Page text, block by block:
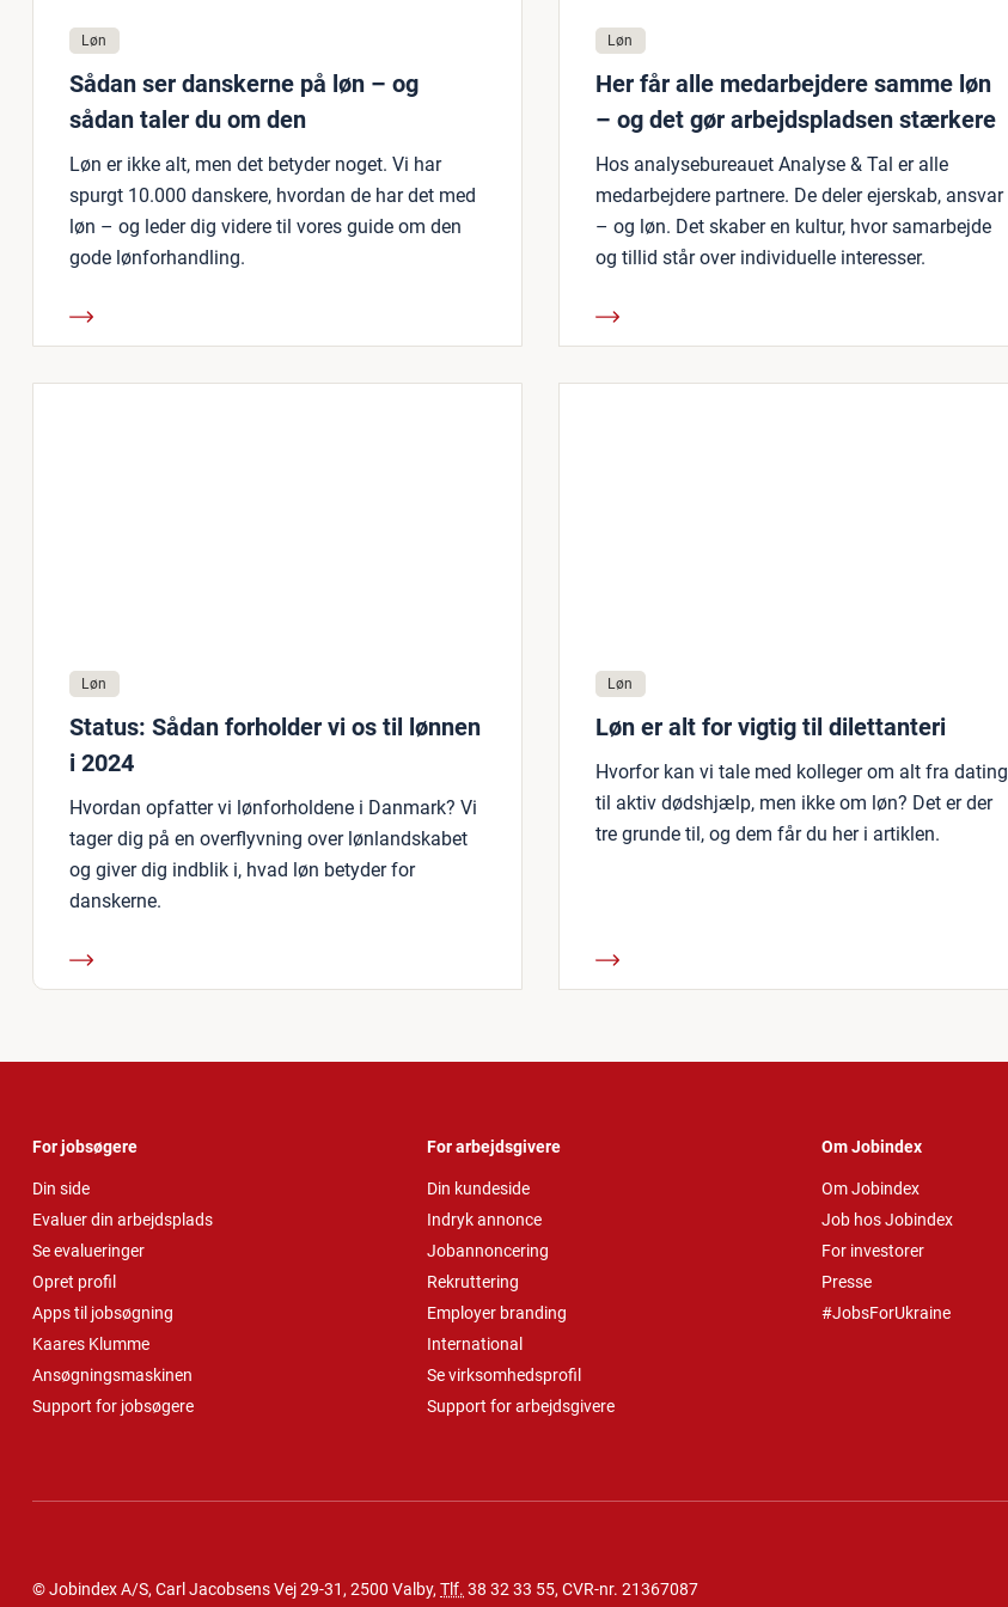
Løn
Sådan ser danskerne på løn – og
sådan taler du om den
Løn er ikke alt, men det betyder noget. Vi har
spurgt 10.000 danskere, hvordan de har det med
løn – og leder dig videre til vores guide om den
gode lønforhandling.
Løn
Her får alle medarbejdere samme løn
– og det gør arbejdspladsen stærkere
Hos analysebureauet Analyse & Tal er alle
medarbejdere partnere. De deler ejerskab, ansvar
– og løn. Det skaber en kultur, hvor samarbejde
og tillid står over individuelle interesser.
Løn
Status: Sådan forholder vi os til lønnen
i 2024
Hvordan opfatter vi lønforholdene i Danmark? Vi
tager dig på en overflyvning over lønlandskabet
og giver dig indblik i, hvad løn betyder for
danskerne.
Løn
Løn er alt for vigtig til dilettanteri
Hvorfor kan vi tale med kolleger om alt fra dating
til aktiv dødshjælp, men ikke om løn? Det er der
tre grunde til, og dem får du her i artiklen.
For jobsøgere
Din side
Evaluer din arbejdsplads
Se evalueringer
Opret profil
Apps til jobsøgning
Kaares Klumme
Ansøgningsmaskinen
Support for jobsøgere
For arbejdsgivere
Din kundeside
Indryk annonce
Jobannoncering
Rekruttering
Employer branding
International
Se virksomhedsprofil
Support for arbejdsgivere
Om Jobindex
Om Jobindex
Job hos Jobindex
For investorer
Presse
#JobsForUkraine
© Jobindex A/S, Carl Jacobsens Vej 29-31, 2500 Valby, Tlf. 38 32 33 55, CVR-nr. 21367087